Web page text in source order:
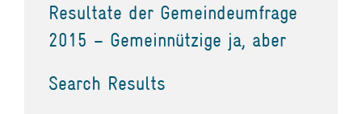
Resultate der Gemeindeumfrage
2015 – Gemeinnützige ja, aber
Search Results